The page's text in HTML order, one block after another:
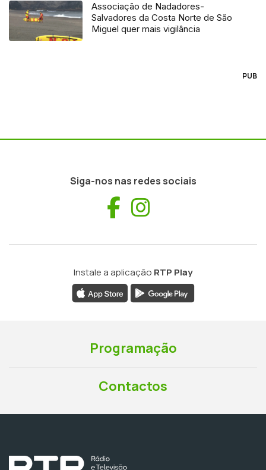
Associação de Nadadores-
Salvadores da Costa Norte de São
Miguel quer mais vigilância
PUB
Siga-nos nas redes sociais
Facebook
Instale a aplicação RTP Play
Programação
Contactos